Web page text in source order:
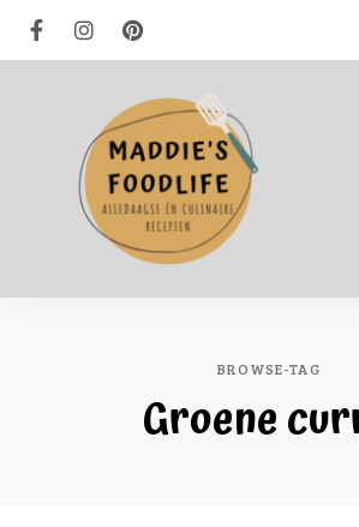
Alledaagse
BROWSE-TAG
Groene